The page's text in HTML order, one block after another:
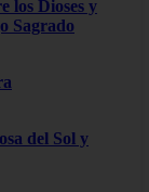
los Dioses y
Sagrado
del Sol y